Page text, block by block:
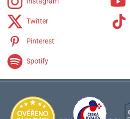
Twitter
Pinterest
Spotify